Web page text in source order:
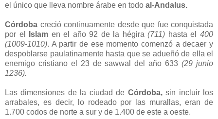
el único que lleva nombre árabe en todo al-Andalus.
Córdoba creció continuamente desde que fue conquistada
por el
Islam en el año 92 de la hégira(711) hasta el400
(1009-1010). A partir de ese momento comenzó a decaer y
despoblarse paulatinamente hasta que se adueñó de ella el
enemigo cristiano el 23 de sawwal del año 633 (29 junio
1236).
Las dimensiones de la ciudad de Córdoba,sin incluir los
arrabales, es decir, lo rodeado por las murallas, eran de
1.700 codos de norte a sur y de 1.400 de este a oeste.